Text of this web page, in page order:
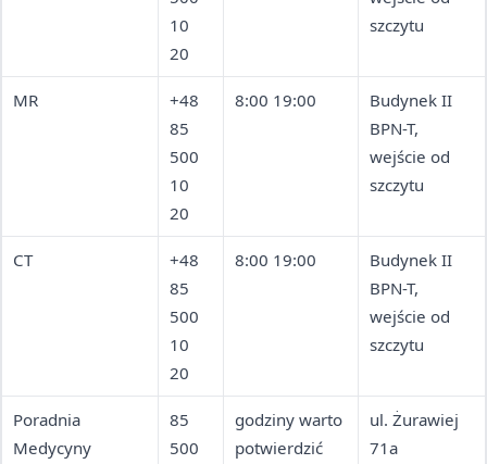
10
20
szczytu
MR
+48
85
500
10
20
8:00 19:00
Budynek II
BPN-T,
wejście od
szczytu
CT
+48
85
500
10
20
8:00 19:00
Budynek II
BPN-T,
wejście od
szczytu
Poradnia
Medycyny
85
500
godziny warto
potwierdzić
ul. Żurawiej
71a